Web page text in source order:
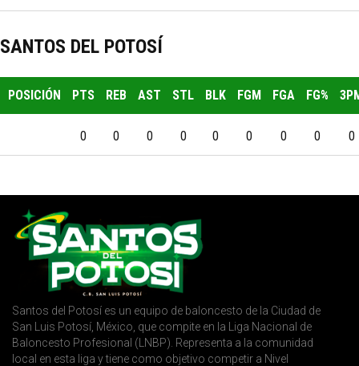
SANTOS DEL POTOSÍ
POSICIÓN PTS REB AST STL BLK FGM FGA FG%
0 0 0 0 0 0 0 0 0
Santos del Potosí es un equipo de baloncesto de la Ciudad de
San Luis Potosí, México, que compite en la Liga Nacional de
Baloncesto Profesional (LNBP). Representa a la comunidad
local en esta liga y tiene como objetivo competir a Nivel